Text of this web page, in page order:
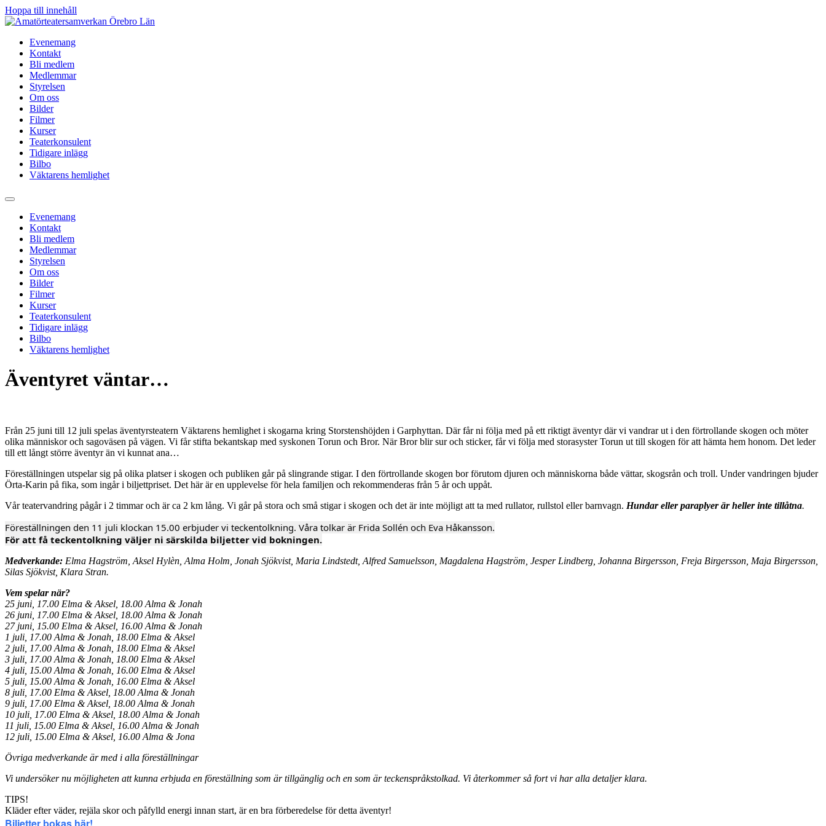
Hoppa till innehåll
Evenemang
Kontakt
Bli medlem
Medlemmar
Styrelsen
Om oss
Bilder
Filmer
Kurser
Teaterkonsulent
Tidigare inlägg
Bilbo
Väktarens hemlighet
Evenemang
Kontakt
Bli medlem
Medlemmar
Styrelsen
Om oss
Bilder
Filmer
Kurser
Teaterkonsulent
Tidigare inlägg
Bilbo
Väktarens hemlighet
Äventyret väntar…
Från 25 juni till 12 juli spelas äventyrsteatern Väktarens hemlighet i skogarna kring Storstenshöjden i Garphyttan. Där får ni följa med på ett riktigt äventyr där vi vandrar ut i den förtrollande skogen och möter
olika människor och sagoväsen på vägen. Vi får stifta bekantskap med syskonen Torun och Bror. När Bror blir sur och sticker, får vi följa med storasyster Torun ut till skogen för att hämta hem honom. Det leder
till ett långt större äventyr än vi kunnat ana…
Föreställningen utspelar sig på olika platser i skogen och publiken går på slingrande stigar. I den förtrollande skogen bor förutom djuren och människorna både vättar, skogsrån och troll. Under vandringen bjuder
Örta-Karin på fika, som ingår i biljettpriset. Det här är en upplevelse för hela familjen och rekommenderas från 5 år och uppåt.
Vår teatervandring pågår i 2 timmar och är ca 2 km lång. Vi går på stora och små stigar i skogen och det är inte möjligt att ta med rullator, rullstol eller barnvagn. Hundar eller paraplyer är heller inte tillåtna.
Föreställningen den 11 juli klockan 15.00 erbjuder vi teckentolkning.
För att få teckentolkning väljer ni särskilda biljetter vid bokningen.
Medverkande: Elma Hagström, Aksel Hylèn, Alma Holm, Jonah Sjökvist, Maria Lindstedt, Alfred Samuelsson, Magdalena Hagström, Jesper Lindberg, Johanna Birgersson, Freja Birgersson, Maja Birgersson,
Silas Sjökvist, Klara Stran.
Vem spelar när?
25 juni, 17.00 Elma & Aksel, 18.00 Alma & Jonah
26 juni, 17.00 Elma & Aksel, 18.00 Alma & Jonah
27 juni, 15.00 Elma & Aksel, 16.00 Alma & Jonah
1 juli, 17.00 Alma & Jonah, 18.00 Elma & Aksel
2 juli, 17.00 Alma & Jonah, 18.00 Elma & Aksel
3 juli, 17.00 Alma & Jonah, 18.00 Elma & Aksel
4 juli, 15.00 Alma & Jonah, 16.00 Elma & Aksel
5 juli, 15.00 Alma & Jonah, 16.00 Elma & Aksel
8 juli, 17.00 Elma & Aksel, 18.00 Alma & Jonah
9 juli, 17.00 Elma & Aksel, 18.00 Alma & Jonah
10 juli, 17.00 Elma & Aksel, 18.00 Alma & Jonah
11 juli, 15.00 Elma & Aksel, 16.00 Alma & Jonah
12 juli, 15.00 Elma & Aksel, 16.00 Alma & Jona
Övriga medverkande är med i alla föreställningar
Vi undersöker nu möjligheten att kunna erbjuda en föreställning som är tillgänglig och en som är teckenspråkstolkad. Vi återkommer så fort vi har alla detaljer klara.
TIPS!
Kläder efter väder, rejäla skor och påfylld energi innan start, är en bra förberedelse för detta äventyr!
Biljetter bokas här!